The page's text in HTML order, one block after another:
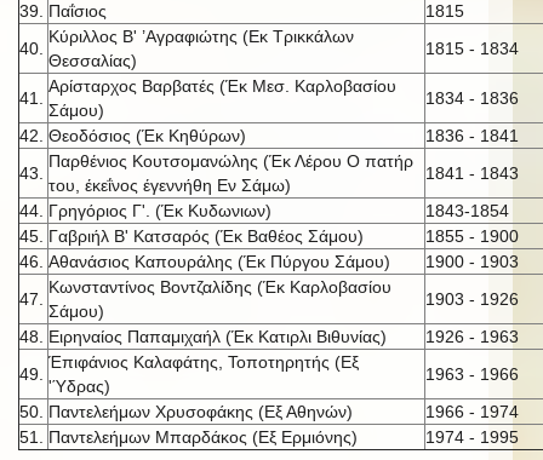
39. Παΐσιος
1815
40.
Κύριλλος Β' ’Αγραφιώτης (Εκ Τρικκάλων
Θεσσαλίας)
1815 - 1834
41.
Αρίσταρχος Βαρβατές (Έκ Μεσ. Καρλοβασίου
Σάμου)
1834 - 1836
42. Θεοδόσιος (Έκ Κηθύρων)
1836 - 1841
43.
Παρθένιος Κουτσομανώλης (Έκ Λέρου Ο πατήρ
του, έκεΐνος έγεννήθη Εν Σάμω)
1841 - 1843
44. Γρηγόριος Γ'. (Έκ Κυδωνιων)
1843-1854
45. Γαβριήλ Β' Κατσαρός (Έκ Βαθέος Σάμου)
1855 - 1900
46. Αθανάσιος Καπουράλης (Έκ Πύργου Σάμου)
1900 - 1903
47.
Κωνσταντίνος Βοντζαλίδης (Έκ Καρλοβασίου
Σάμου)
1903 - 1926
48.
Ειρηναίος Παπαμιχαήλ (Έκ Κατιρλι Βιθυνίας)
1926 - 1963
49.
Έπιφάνιος Καλαφάτης, Τοποτηρητής (Εξ
'Ύδρας)
1963 - 1966
50. Παντελεήμων Χρυσοφάκης (Εξ Αθηνών)
1966 - 1974
51.
Παντελεήμων Μπαρδάκος (Εξ Ερμιόνης) 1974 - 1995